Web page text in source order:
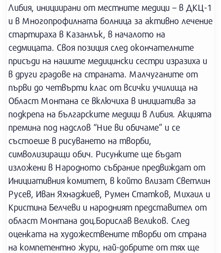
Либия, инициирани от местните медици – в ДКЦ-1
и в Многопрофилната болница за активно лечение
стартираха в Казанлък, в началото на
седмицата. Своя позиция след окончателните
присъди на нашите медицински сестри изразиха и
в други градове на страната. Малчуганите от
първи до четвърти клас от всички училища на
Област Монтана се включиха в инициатива за
подкрепа на българските медици в Либия. Акцията
премина под надслов “Ние ви обичаме” и се
състоеше в рисуването на творби,
символизиращи обич. Рисунките ще бъдат
изложени в Народното събрание предвиждат от
Инициативния комитет, в който влизат Светлин
Русев, Иван Яхнаджиев, Румен Статков, Михаил и
Кристина Белчеви и народният представител от
област Монтана доц.Борислав Великов. След
оценката на художествените творби от страна
на компетентно жури, най-добрите от тях ще